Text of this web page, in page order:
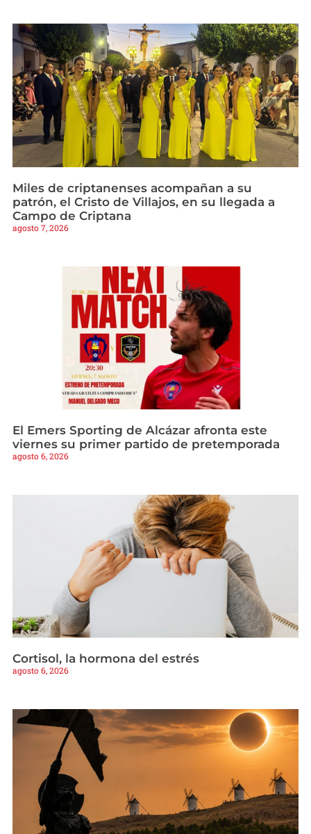
Miles de criptanenses acompañan a su
patrón, el Cristo de Villajos, en su llegada a
Campo de Criptana
agosto 7, 2026
El Emers Sporting de Alcázar afronta este
viernes su primer partido de pretemporada
agosto 6, 2026
Cortisol, la hormona del estrés
agosto 6, 2026